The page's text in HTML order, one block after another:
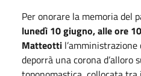
Per onorare la memoria del
lunedì 10 giugno, alle ore
Matteotti
deporrà una corona d’alloro